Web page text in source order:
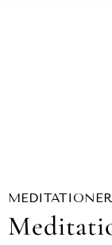
MEDITATIONER